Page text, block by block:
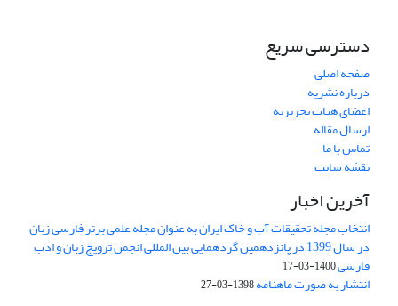
دسترسی سریع
صفحه اصلی
درباره نشریه
اعضای هیات تحریریه
ارسال مقاله
تماس با ما
نقشه سایت
آخرین اخبار
انتخاب مجله تحقیقات آب و خاک ایران به عنوان مجله علمی برتر فارسی زبان
در سال 1399 در پانزدهمین گردهمایی بین المللی انجمن ترویج زبان و ادب
فارسی1400-03-17
انتشار به صورت ماهنامه1398-03-27